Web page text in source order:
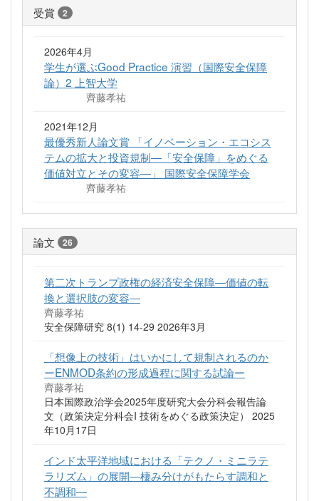
受賞 2
2026年4月
学生が選ぶGood Practice 演習（国際安全保障
論）2 上智大学
齊藤孝祐
2021年12月
最優秀新人論文賞 「イノベーション・エコシス
テムの拡大と投資規制―「安全保障」をめぐる
価値対立とその変容―」 国際安全保障学会
齊藤孝祐
論文 26
第二次トランプ政権の経済安全保障―価値の転
換と選択肢の変容―
齊藤孝祐
安全保障研究 8(1) 14-29 2026年3月
「想像上の技術」はいかにして規制されるのか
ーENMOD条約の形成過程に関する試論ー
齊藤孝祐
日本国際政治学会2025年度研究大会分科会報告論
文（政策決定分科会I 技術をめぐる政策決定） 2025
年10月17日
インド太平洋地域における「テクノ・ミニラテ
ラリズム」の展開―棲み分けがもたらす調和と
不調和―